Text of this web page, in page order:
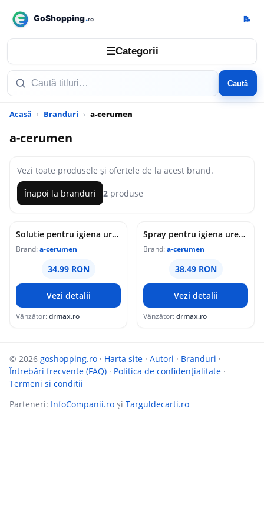
☰Categorii
Caută
📝
Acasă Branduri a-cerumen
a-cerumen
Vezi toate produsele și ofertele de la acest brand.
Înapoi la branduri 2 produse
Solutie pentru igiena urechi, 10x2 ml, A-Cerumen
Brand:a-cerumen
34.99 RON
Vezi detalii
Vânzător:drmax.ro
Spray pentru igiena urechilor, 40ml, A-Cerumen
Brand:a-cerumen
38.49 RON
Vezi detalii
Vânzător:drmax.ro
© 2026 goshopping.ro · Harta site · Autori · Branduri ·
Întrebări frecvente (FAQ) · Politica de confidențialitate ·
Termeni si conditii
Parteneri: InfoCompanii.ro și Targuldecarti.ro